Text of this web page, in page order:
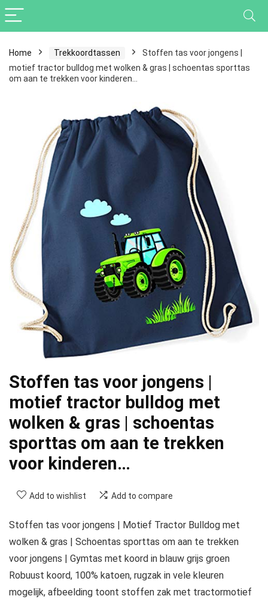
Home Trekkoordtassen
Stoffen tas voor jongens |
motief tractor bulldog met wolken & gras | schoentas sporttas
om aan te trekken voor kinderen…
Stoffen tas voor jongens |
motief tractor bulldog met
wolken & gras | schoentas
sporttas om aan te trekken
voor kinderen…
Add to wishlist Add to compare
Stoffen tas voor jongens | Motief Tractor Bulldog met
wolken & gras | Schoentas sporttas om aan te trekken
voor jongens | Gymtas met koord in blauw grijs groen
Robuust koord, 100% katoen, rugzak in vele kleuren
mogelijk, afbeelding toont stoffen zak met tractormotief